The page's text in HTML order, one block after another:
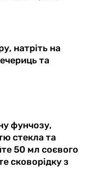
натріть на
та
фунчозу,
стекла та
50 мл соєвого
сковорідку з